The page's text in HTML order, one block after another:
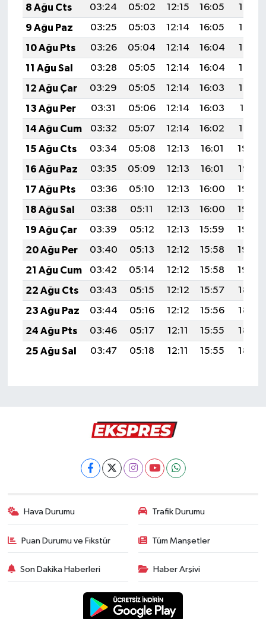
8 Ağu Cts
03:24 05:02 12:15 16:05
19:17
9 Ağu Paz
03:25 05:03 12:14 16:05
19:16
10 Ağu Pts
03:26 05:04 12:14 16:04
19:15
11 Ağu Sal
03:28 05:05 12:14 16:04
19:14
12 Ağu Çar
03:29 05:05 12:14 16:03
19:13
13 Ağu Per
03:31 05:06 12:14 16:03
19:11
14 Ağu Cum
03:32 05:07 12:14 16:02
19:10
15 Ağu Cts
03:34 05:08 12:13 16:01
19:09
16 Ağu Paz
03:35 05:09 12:13 16:01
19:07
17 Ağu Pts
03:36 05:10 12:13 16:00
19:06
18 Ağu Sal
03:38 05:11 12:13 16:00
19:05
19 Ağu Çar
03:39 05:12 12:13 15:59
19:03
20 Ağu Per
03:40 05:13 12:12 15:58
19:02
21 Ağu Cum
03:42 05:14 12:12 15:58
19:00
22 Ağu Cts
03:43 05:15 12:12 15:57
18:59
23 Ağu Paz
03:44 05:16 12:12 15:56
18:57
24 Ağu Pts
03:46 05:17 12:11 15:55
18:56
25 Ağu Sal
03:47 05:18 12:11 15:55 18:54
Hava Durumu Trafik Durumu
Puan Durumu ve Fikstür Tüm Manşetler
Son Dakika Haberleri Haber Arşivi
Spor
Tavşanlı
Teknoloji
Türkiye
Video Galeri
Yaşam
Yemek Tarifleri